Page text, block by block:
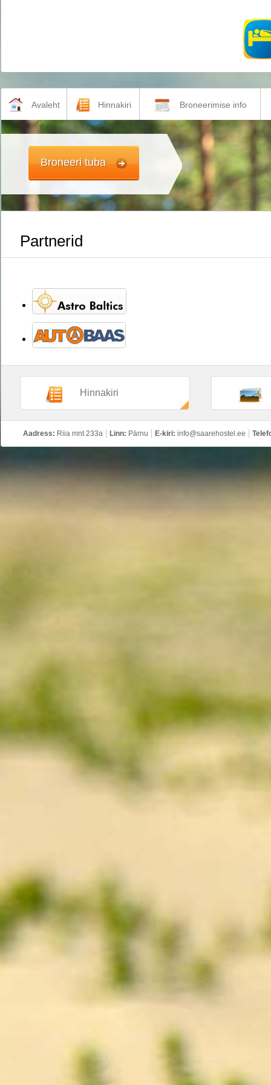
Avaleht Hinnakiri Broneerimise info
Broneeri tuba
Partnerid
Hinnakiri
Aadress: Riia mnt 233a Linn: Pärnu E-kiri: info@saarehostel.ee